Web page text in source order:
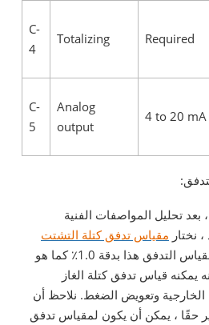
C-
4
Totalizing Required
C-
5
Analog
output
4 to 20 mA
تحليل المواصفات الفنية
نختار مقياس تدفق كتلة التشتت
؛ يمكن أن يتمتع مقياس التدفق هذا بدقة 1.0٪ كما هو
قياس تدفق كتلة الغاز
وتعويض الضغط. نلاحظ أن
حقًا ، يمكن أن يكون لمقياس تدفق